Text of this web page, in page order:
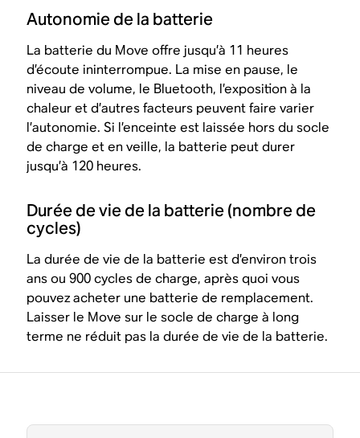
Autonomie de la batterie
La batterie du Move offre jusqu’à 11 heures
d’écoute ininterrompue. La mise en pause, le
niveau de volume, le Bluetooth, l’exposition à la
chaleur et d’autres facteurs peuvent faire varier
l’autonomie. Si l’enceinte est laissée hors du socle
de charge et en veille, la batterie peut durer
jusqu’à 120 heures.
Durée de vie de la batterie (nombre de
cycles)
La durée de vie de la batterie est d’environ trois
ans ou 900 cycles de charge, après quoi vous
pouvez acheter une batterie de remplacement.
Laisser le Move sur le socle de charge à long
terme ne réduit pas la durée de vie de la batterie.